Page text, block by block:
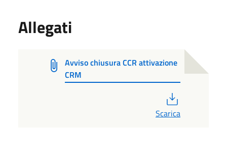
Allegati
Avviso chiusura CCR attivazione
CRM
Scarica